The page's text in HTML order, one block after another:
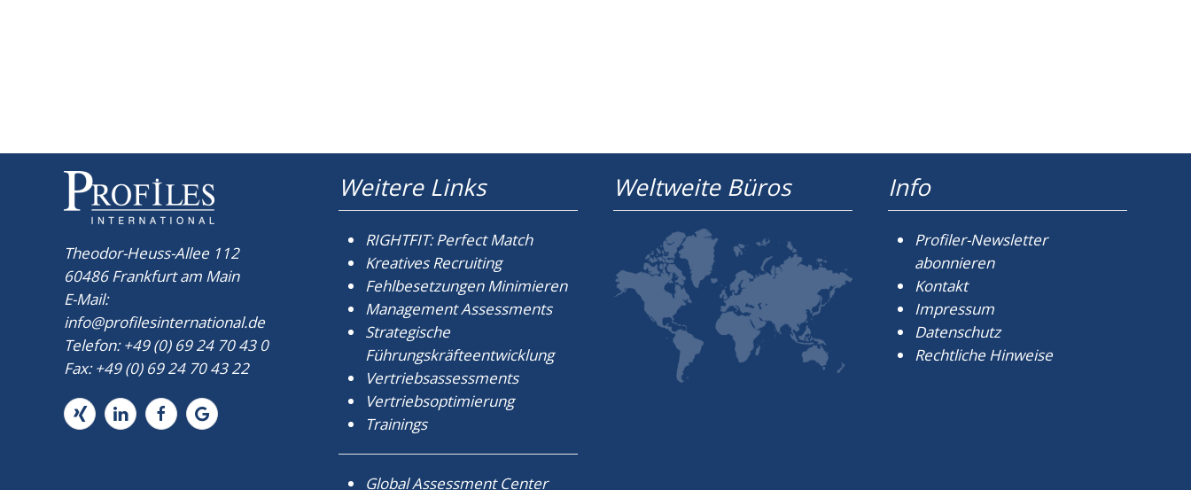
Theodor-Heuss-Allee 112
60486 Frankfurt am Main
E-Mail:
info@profilesinternational.de
Telefon: +49 (0) 69 24 70 43 0
Fax: +49 (0) 69 24 70 43 22
Weitere Links
RIGHTFIT: Perfect Match
Kreatives Recruiting
Fehlbesetzungen Minimieren
Management Assessments
Strategische
Führungskräfteentwicklung
Vertriebsassessments
Vertriebsoptimierung
Trainings
Global Assessment Center
Weltweite Büros Info
Profiler-Newsletter
abonnieren
Kontakt
Impressum
Datenschutz
Rechtliche Hinweise